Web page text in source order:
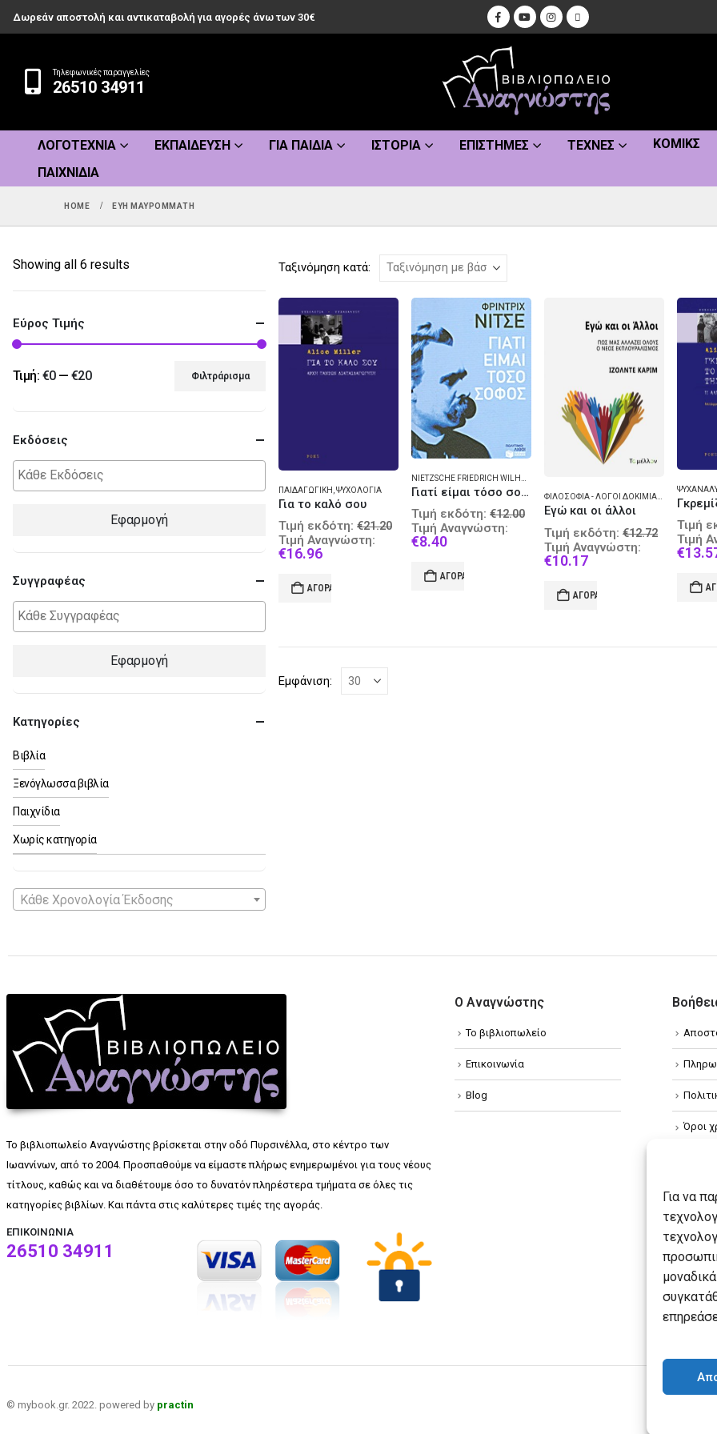
Για να
Δωρεάν αποστολή και αντικαταβολή για αγορές άνω των 30€
Τηλεφωνικές παραγγελίες
26510 34911
ΛΟΓΟΤΕΧΝΊΑ ΕΚΠΑΊΔΕΥΣΗ ΓΙΑ ΠΑΙΔΙΆ ΙΣΤΟΡΊΑ ΕΠΙΣΤΉΜΕΣ ΤΈΧΝΕΣ ΚΌΜΙΚΣ
ΠΑΙΧΝΊΔΙΑ
HOME ΕΎΗ ΜΑΥΡΟΜΜΆΤΗ
Ταξινόμηση κατά:
ΠΑΙΔΑΓΩΓΙΚΉ ΨΥΧΟΛΟΓΊΑ
Για το καλό σου
Τιμή εκδότη: €21.20
Original
price
€21.20.
Τιμή Αναγνώστη:
€16.96Current
is:
€16.96.
ΑΓΟΡΆ
Γιατί είμαι τόσο σοφός
Τιμή εκδότη: €12.00
Original
price
was:
€12.00.
Τιμή Αναγνώστη:
€8.40Current
is:
€8.40.
ΑΓΟΡΆ
ΦΙΛΟΣΟΦΊΑ - ΛΌΓΟΙ ΔΟΚΊΜΙΑ ΔΙΑΛΈΞΕΙΣ
Εγώ και οι άλλοι
Τιμή εκδότη: €12.72
Original
price
was:
Τιμή Αναγνώστη:
€10.17Current
is:
€10.17.
ΑΓΟΡΆ
Τιμή
Τιμή
€
Εμφάνιση:
Showing all 6 results
Εύρος Τιμής
Ελάχιστη
τιμή
Μέγιστη
τιμή
Φιλτράρισμα
Τιμή: €0— €20
Εκδόσεις
Εφαρμογή
Συγγραφέας
Εφαρμογή
Κατηγορίες
Βιβλία
Ξενόγλωσσα βιβλία
Παιχνίδια
Χωρίς κατηγορία
Κάθε Χρονολογία Έκδοσης
Το βιβλιοπωλείο Αναγνώστης βρίσκεται στην οδό Πυρσινέλλα, στο κέντρο των
Ιωαννίνων, από το 2004. Προσπαθούμε να είμαστε πλήρως ενημερωμένοι για τους νέους
τίτλους, καθώς και να διαθέτουμε όσο το δυνατόν πληρέστερα τμήματα σε όλες τις
κατηγορίες βιβλίων. Και πάντα στις καλύτερες τιμές της αγοράς.
ΕΠΙΚΟΙΝΩΝΊΑ
26510 34911
Ο Αναγνώστης
Το βιβλιοπωλείο
Επικοινωνία
Blog
Όροι
© mybook.gr. 2022. powered by practin